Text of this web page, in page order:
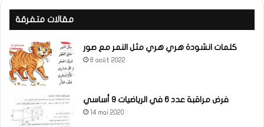
مقالات متفرقة
كلمات انشودة هري هري مثل النمر مع صور
8 août 2022
فرض مراقبة عدد 6 في الرياضيات 9 أساسي
14 mai 2020